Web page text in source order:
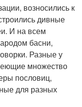
возносились к
дивные
И на всем
басни,
Разные у
множество
пословиц,
для разных